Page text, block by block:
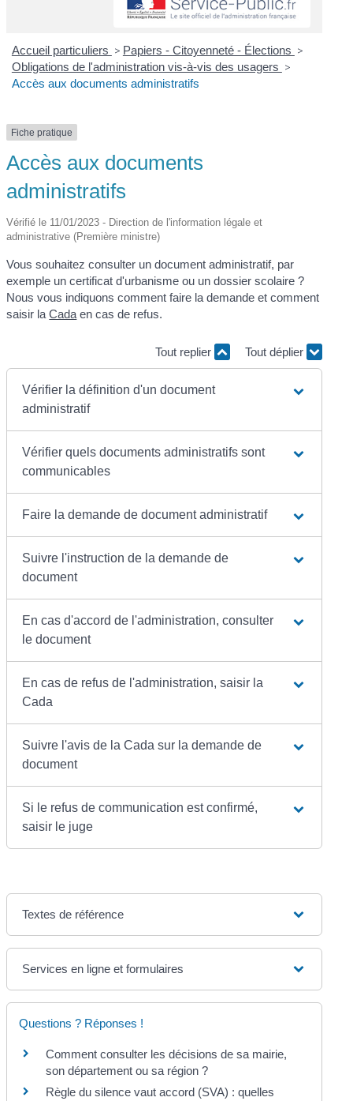
Accueil particuliers > Papiers - Citoyenneté - Élections >
Obligations de l'administration vis-à-vis des usagers >
Accès aux documents administratifs
Fiche pratique
Accès aux documents
administratifs
Vérifié le 11/01/2023 - Direction de l'information légale et
administrative (Première ministre)
Vous souhaitez consulter un document administratif, par
exemple un certificat d'urbanisme ou un dossier scolaire ?
Nous vous indiquons comment faire la demande et comment
saisir laCada en cas de refus.
Tout replier Tout déplier
Vérifier la définition d'un document
administratif
Vérifier quels documents administratifs sont
communicables
Faire la demande de document administratif
Suivre l'instruction de la demande de
document
En cas d'accord de l'administration, consulter
le document
En cas de refus de l'administration, saisir la
Cada
Suivre l'avis de la Cada sur la demande de
document
Si le refus de communication est confirmé,
saisir le juge
Textes de référence
Services en ligne et formulaires
Questions ? Réponses !
Comment consulter les décisions de sa mairie,
son département ou sa région ?
Règle du silence vaut accord (SVA) : quelles